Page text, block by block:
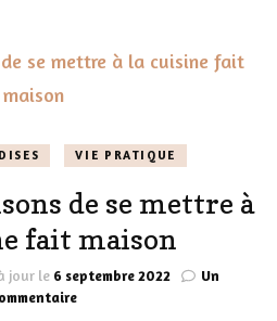
VIE PRATIQUE
de se mettre à
fait maison
jour le 6 septembre 2022
Un
sur